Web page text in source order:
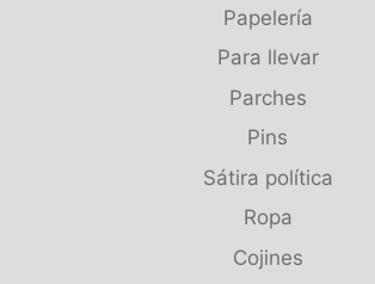
Papelería
Para llevar
Parches
Pins
Sátira política
Ropa
Cojines